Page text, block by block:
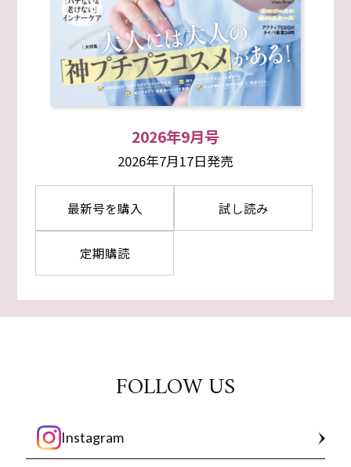
2026年9月号
2026年7月17日発売
最新号を購入 試し読み
定期購読
FOLLOW US
Instagram